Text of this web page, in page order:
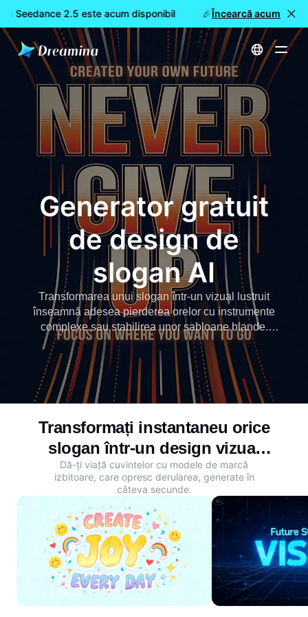
Seedance 2.5 este acum disponibil 🎉 Model nou LIVE:
Încearcă acum
Acasă Creează Generator gratuit de design de slogan AI
Generator gratuit
de design de
slogan AI
Transformarea unui slogan într-un vizual lustruit
înseamnă adesea pierderea orelor cu instrumente
complexe sau stabilirea unor șabloane blande.
Dreamina, producătorul gratuit de design de
sloganuri AI, transformă orice slogan în postere
izbitoare și grafică de marcă. Dă viață mesajului tău
Transformați instantaneu orice
slogan într-un design vizual
uimitor
Dă-ți viață cuvintelor cu modele de marcă
izbitoare, care opresc derularea, generate în
câteva secunde.